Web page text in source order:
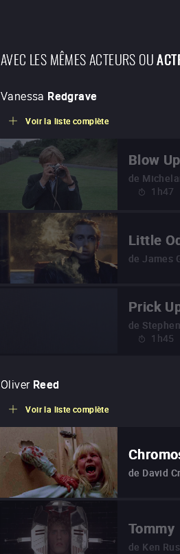
AVEC LES MÊMES ACTEURS OU
Vanessa Redgrave
Voir la liste complète
Blow Up
de
1h47
Little
de James
Prick
de
1h45
Oliver Reed
Voir la liste complète
de David
Tommy
de Ken